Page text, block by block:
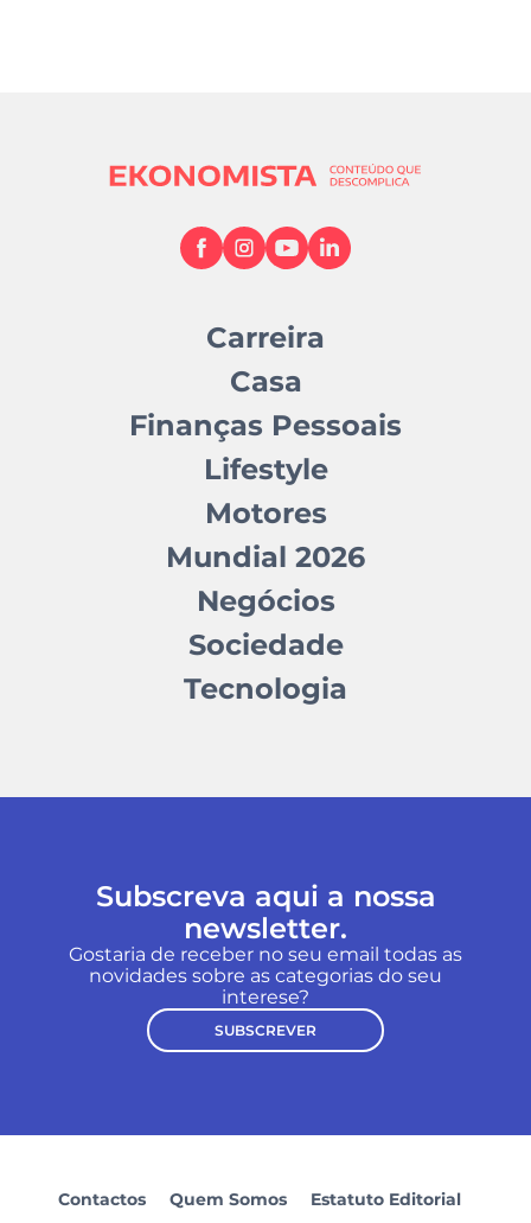
Carreira
Casa
Finanças Pessoais
Lifestyle
Motores
Mundial 2026
Negócios
Sociedade
Tecnologia
Subscreva aqui a nossa
newsletter.
Gostaria de receber no seu email todas as
novidades sobre as categorias do seu
interese?
SUBSCREVER
Contactos Quem Somos
Estatuto Editorial